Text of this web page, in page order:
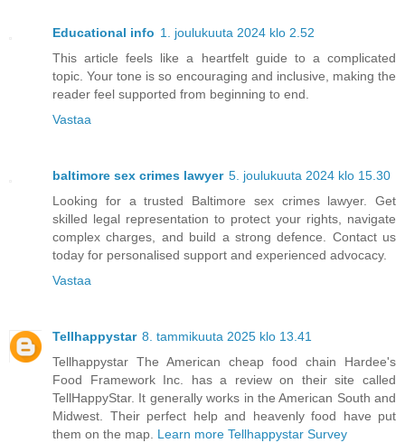
Educational info 1. joulukuuta 2024 klo 2.52
This article feels like a heartfelt guide to a complicated
topic. Your tone is so encouraging and inclusive, making the
reader feel supported from beginning to end.
Vastaa
baltimore sex crimes lawyer 5. joulukuuta 2024 klo 15.30
Looking for a trusted Baltimore sex crimes lawyer. Get
skilled legal representation to protect your rights, navigate
complex charges, and build a strong defence. Contact us
today for personalised support and experienced advocacy.
Vastaa
Tellhappystar 8. tammikuuta 2025 klo 13.41
Tellhappystar The American cheap food chain Hardee's
Food Framework Inc. has a review on their site called
TellHappyStar. It generally works in the American South and
Midwest. Their perfect help and heavenly food have put
them on the map. Learn more Tellhappystar Survey